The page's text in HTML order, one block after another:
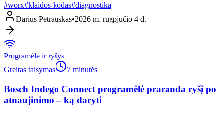
#worx#klaidos-kodas#diagnostika
Darius Petrauskas•2026 m. rugpjūčio 4 d.
Programėlė ir ryšys
Greitas taisymas
7 minutės
Bosch Indego Connect programėlė praranda ryšį po
atnaujinimo – ką daryti